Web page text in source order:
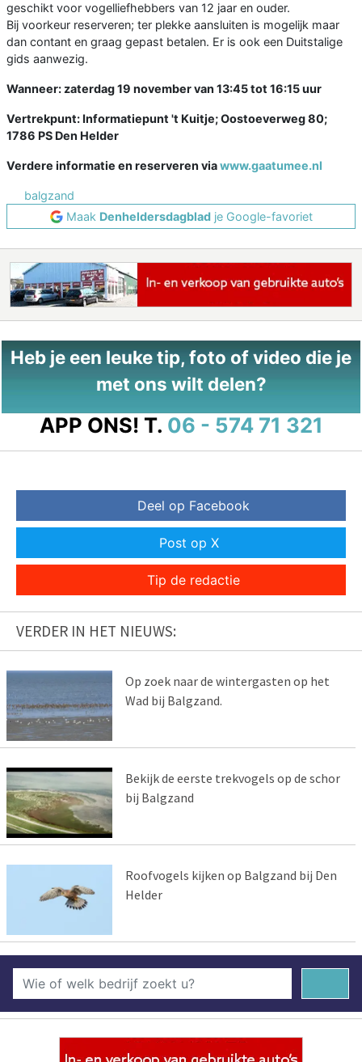
geschikt voor vogelliefhebbers van 12 jaar en ouder.
Bij voorkeur reserveren; ter plekke aansluiten is mogelijk maar
dan contant en graag gepast betalen. Er is ook een Duitstalige
gids aanwezig.
Wanneer: zaterdag 19 november van 13:45 tot 16:15 uur
Vertrekpunt: Informatiepunt 't Kuitje; Oostoeverweg 80;
1786 PS Den Helder
Verdere informatie en reserveren viawww.gaatumee.nl
balgzand
Maak Denheldersdagbladje Google-favoriet
Heb je een leuke tip, foto of video die je
met ons wilt delen?
APP ONS! T. 06 - 574 71 321
Deel op Facebook
Post op X
Tip de redactie
VERDER IN HET NIEUWS:
Op zoek naar de wintergasten op het
Wad bij Balgzand.
Bekijk de eerste trekvogels op de schor
bij Balgzand
Roofvogels kijken op Balgzand bij Den
Helder